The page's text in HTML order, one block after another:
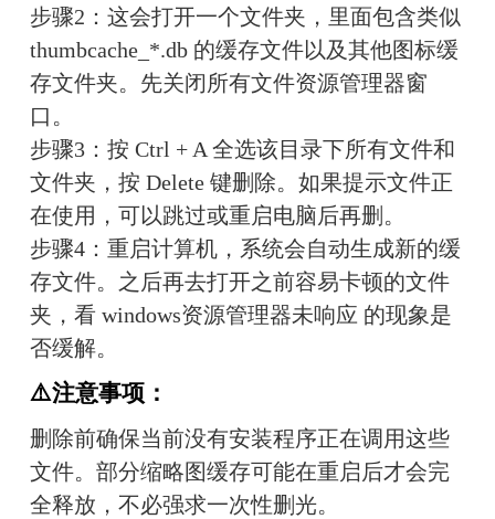
步骤2：这会打开一个文件夹，里面包含类似
thumbcache_*.db 的缓存文件以及其他图标缓
存文件夹。先关闭所有文件资源管理器窗
口。
步骤3：按 Ctrl + A 全选该目录下所有文件和
文件夹，按 Delete 键删除。如果提示文件正
在使用，可以跳过或重启电脑后再删。
步骤4：重启计算机，系统会自动生成新的缓
存文件。之后再去打开之前容易卡顿的文件
夹，看 windows资源管理器未响应 的现象是
否缓解。
⚠️注意事项：
删除前确保当前没有安装程序正在调用这些
文件。部分缩略图缓存可能在重启后才会完
全释放，不必强求一次性删光。